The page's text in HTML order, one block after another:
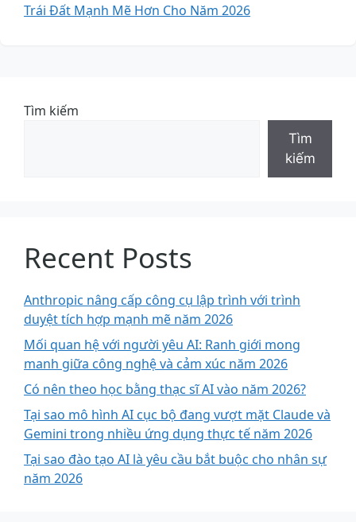
Trái Đất Mạnh Mẽ Hơn Cho Năm 2026
Tìm kiếm
Tìm
kiếm
Recent Posts
Anthropic nâng cấp công cụ lập trình với trình
duyệt tích hợp mạnh mẽ năm 2026
Mối quan hệ với người yêu AI: Ranh giới mong
manh giữa công nghệ và cảm xúc năm 2026
Có nên theo học bằng thạc sĩ AI vào năm 2026?
Tại sao mô hình AI cục bộ đang vượt mặt Claude và
Gemini trong nhiều ứng dụng thực tế năm 2026
Tại sao đào tạo AI là yêu cầu bắt buộc cho nhân sự
năm 2026